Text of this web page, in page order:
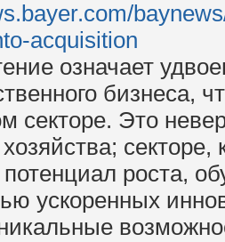
acquisition
означает
бизнеса,
секторе. Это
роста,
ускоренных